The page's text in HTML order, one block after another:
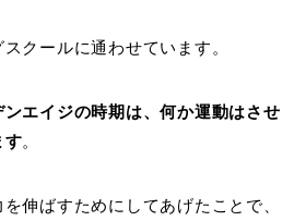
クールに通わせています。
エイジの時期は、何か運動はさせ
す。
伸ばすためにしてあげたことで、